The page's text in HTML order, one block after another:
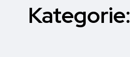
Kategorie: